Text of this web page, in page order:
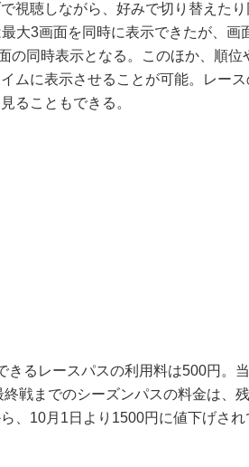
視聴しながら、好みで切り替えた
大3画面を同時に表示できたが、画
の同時表示となる。このほか、順位
ムに表示させることが可能。レー
ることもできる。
るレースパスの利用料は500円。
戦までのシーズンパスの料金は、
、10月1日より1500円に値下げされ